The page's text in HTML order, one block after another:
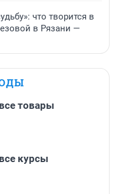
что творится в
в Рязани —
товары
курсы